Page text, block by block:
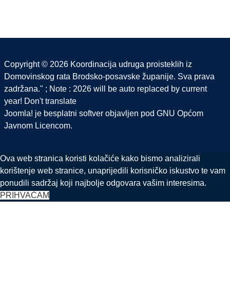
Copyright © 2026 Koordinacija udruga proisteklih iz
Domovinskog rata Brodsko-posavske županije. Sva prava
zadržana." ; Note : 2026 will be auto replaced by current
year! Don't translate
Joomla! je besplatni softver objavljen pod GNU Općom
Javnom Licencom.
Ova web stranica koristi kolačiće kako bismo analizirali
korištenje web stranice, unaprijedili korisničko iskustvo te vam
ponudili sadržaj koji najbolje odgovara vašim interesima.
PRIHVAĆAM